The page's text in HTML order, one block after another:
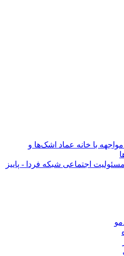
مواجهه با خانه عماد اشک‌ها و
اجتماعی شبکه فردا - پاییز